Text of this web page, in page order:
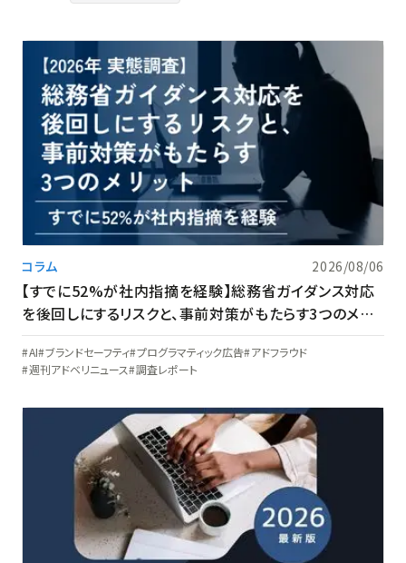
コラム 2026/08/06
【すでに52%が社内指摘を経験】総務省ガイダンス対応
を後回しにするリスクと、事前対策がもたらす3つのメリ
ット
AI ブランドセーフティ プログラマティック広告 アドフラウド
週刊アドベリニュース 調査レポート